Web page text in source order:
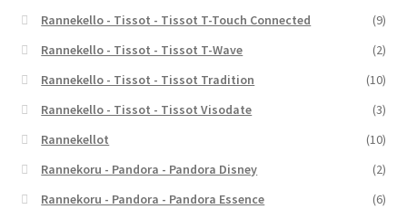
Rannekello - Tissot - Tissot T-Touch Connected
(9)
Rannekello - Tissot - Tissot T-Wave
(2)
Rannekello - Tissot - Tissot Tradition
(10)
Rannekello - Tissot - Tissot Visodate
(3)
Rannekellot
(10)
Rannekoru - Pandora - Pandora Disney
(2)
Rannekoru - Pandora - Pandora Essence
(6)